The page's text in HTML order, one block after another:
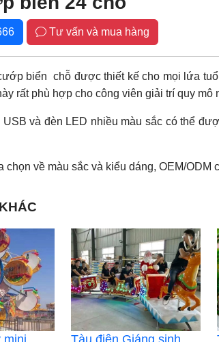
Tư vấn và mua hàng
biển chỗ được thiết kế cho mọi lứa
rất phù hợp cho công viên giải trí quy mô
USB và đèn LED nhiều màu sắc có thể
chọn về màu sắc và kiểu dáng, OEM/ODM